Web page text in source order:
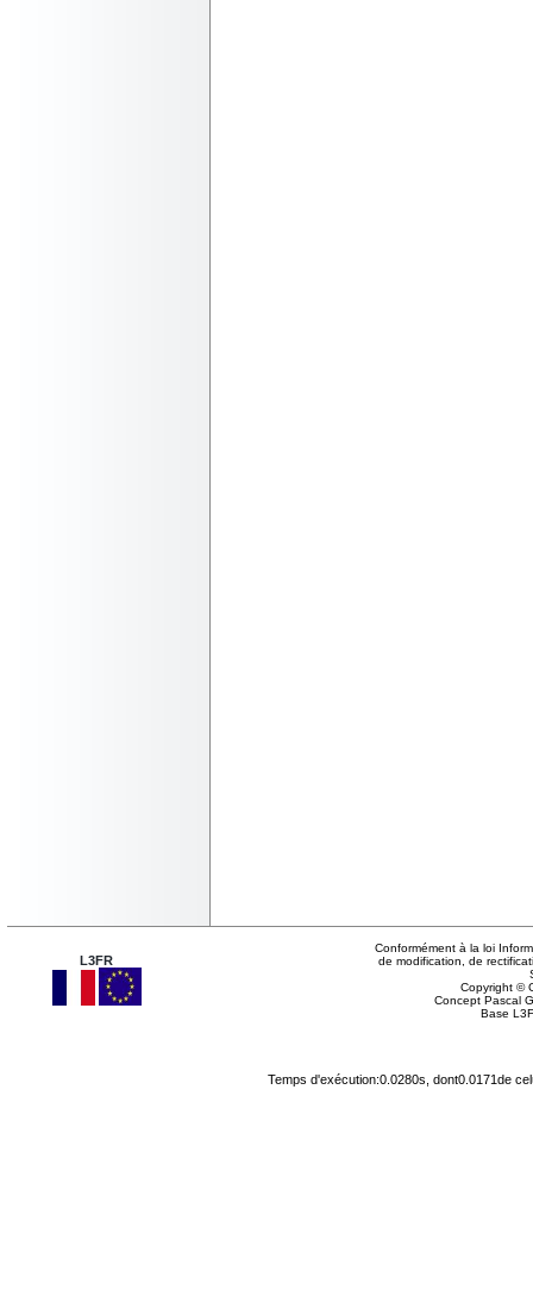
L3FR
Conformément à la loi
de modification, de
Copyright ©
Concept Pascal
Base
Temps d'exécution:0.0280s, dont0.0171de